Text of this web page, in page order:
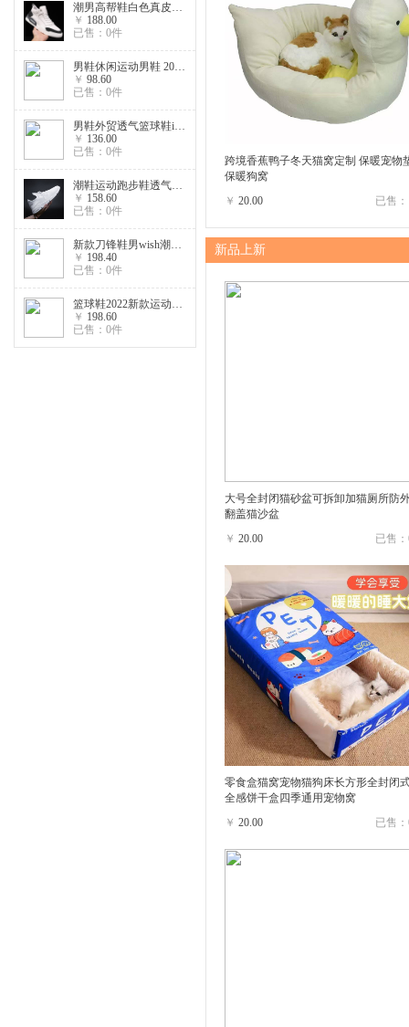
潮男高帮鞋白色真皮秋冬新款运动小白鞋韩版百搭高邦板鞋男
￥ 188.00
已售：0件
男鞋休闲运动男鞋 2020透气网布运动鞋男 潮流新款飞织休闲鞋
￥ 98.60
已售：0件
男鞋外贸透气篮球鞋ins韩版学生潮鞋
￥ 136.00
已售：0件
潮鞋运动跑步鞋透气飞织韩版百搭网面鞋子男士休闲鞋
￥ 158.60
已售：0件
新款刀锋鞋男wish潮鞋高帮网面跑步鞋透气减震休闲运动鞋
￥ 198.40
已售：0件
篮球鞋2022新款运动鞋 高帮水泥地耐磨战靴 减震男士篮球鞋子
￥ 198.60
已售：0件
跨境香蕉鸭子冬天猫窝定制 保暖宠物
保暖狗窝
￥ 20.00 已售
新品上新
大号全封闭猫砂盆可拆卸加猫厕所防
翻盖猫沙盆
￥ 20.00 已售
零食盒猫窝宠物猫狗床长方形全封闭
全感饼干盒四季通用宠物窝
￥ 20.00 已售